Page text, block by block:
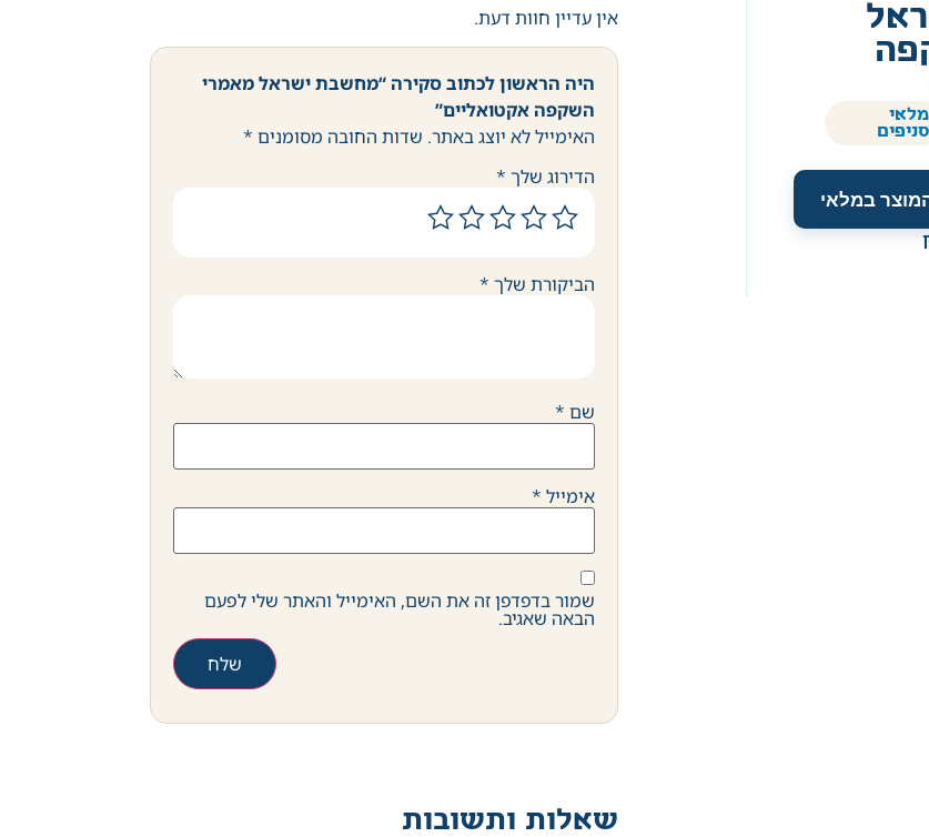
מלאי
סניפים
במלאי
אין עדיין חוות דעת.
היה הראשון לכתוב סקירה “מחשבת ישראל מאמרי
השקפה אקטואליים”
האימייל לא יוצג באתר. שדות החובה מסומנים *
הדירוג שלך *
הביקורת שלך *
שם *
אימייל *
שמור בדפדפן זה את השם, האימייל והאתר שלי לפעם
הבאה שאגיב.
שאלות ותשובות